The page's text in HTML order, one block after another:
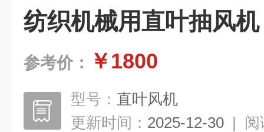
纺织机械用直叶抽风机
参考价： ￥1800
型号： 直叶风机
更新时间： 2025-12-30 | 阅